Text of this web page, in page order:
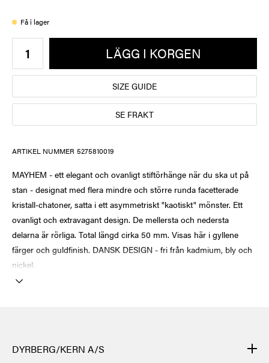
Få i lager
LÄGG I KORGEN
SIZE GUIDE
SE FRAKT
ARTIKEL NUMMER 5275810019
MAYHEM - ett elegant och ovanligt stiftörhänge när du ska ut på
stan - designat med flera mindre och större runda facetterade
kristall-chatoner, satta i ett asymmetriskt "kaotiskt" mönster. Ett
ovanligt och extravagant design. De mellersta och nedersta
delarna är rörliga. Total längd cirka 50 mm. Visas här i gyllene
färger och guldfinish. DANSK DESIGN - fri från kadmium, bly och
nickel.
DYRBERG/KERN A/S